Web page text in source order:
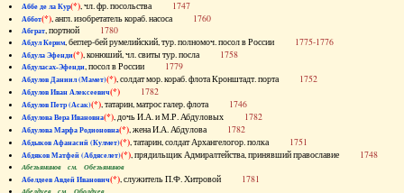
Аббе де ла Кур(*), чл. фр. посольства 1747
Аббот(*), англ. изобретатель кораб. насоса 1760
Абграт, портной 1780
Абдул Керим, беглер-бей румелийский, тур. полномоч. посол в России 1775-1776
Абдула Эфенди(*), конюший, чл. свиты тур. посла 1758
Абдуласах-Эфенди, посол в России 1779
Абдулов Даниил (Мамет)(*), солдат мор. кораб. флота Кронштадт. порта 1752
Абдулов Иван Алексеевич(*) 1782
Абдулов Петр (Асак)(*), татарин, матрос галер. флота 1746
Абдулова Вера Ивановна(*), дочь И.А. и М.Р. Абдуловых 1782
Абдулова Марфа Родионовна(*), жена И.А. Абдулова 1782
Абдыков Афанасий (Кулмет)(*), татарин, солдат Архангелогор. полка 1751
Абдяков Матфей (Абдяселет)(*), прядильщик Адмиралтейства, принявший православие 1748
Абезьянинов см. Обезьянинов
Абелдеев Авдей Иванович(*), служитель П.Ф. Хитровой 1781